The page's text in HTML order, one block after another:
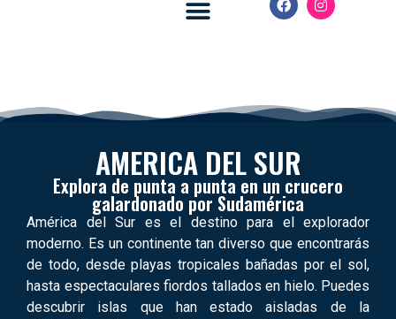
AMERICA DEL SUR
Explora de punta a punta en un crucero
galardonado por Sudamérica
América del Sur es el destino para el explorador
moderno. Es un continente tan diverso que encontrarás
de todo, desde playas tropicales bañadas por el sol,
hasta espectaculares fiordos tallados en hielo. Puedes
descubrir islas que han estado aisladas de la